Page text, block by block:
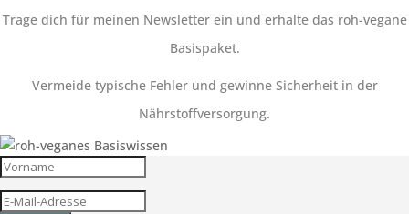
Trage dich für meinen Newsletter ein und erhalte das roh-vegane
Basispaket.
Vermeide typische Fehler und gewinne Sicherheit in der
Nährstoffversorgung.